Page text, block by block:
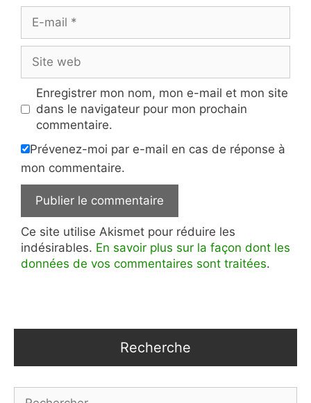
mail
web
Enregistrer mon nom, mon e-mail et mon site
dans le navigateur pour mon prochain
commentaire.
Prévenez-moi par e-mail en cas de réponse à
mon commentaire.
Ce site utilise Akismet pour réduire les
indésirables. En savoir plus sur la façon dont les
données de vos commentaires sont traitées.
Recherche